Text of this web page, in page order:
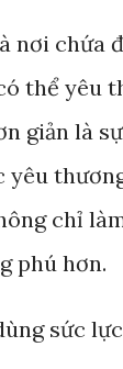
nơi chứa
thể yêu
giản là
yêu
chỉ
phú hơn.
sức